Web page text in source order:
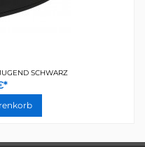
SCHWARZ